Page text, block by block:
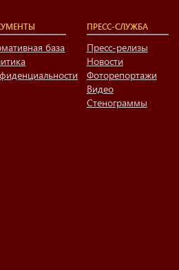
база
ПРЕСС-СЛУЖБА
Пресс-релизы
Новости
Фоторепортажи
Видео
Стенограммы